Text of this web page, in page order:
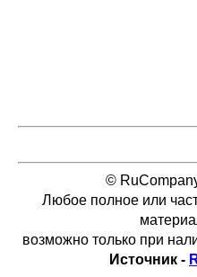
©
Любое полное или
возможно только при
Источник -